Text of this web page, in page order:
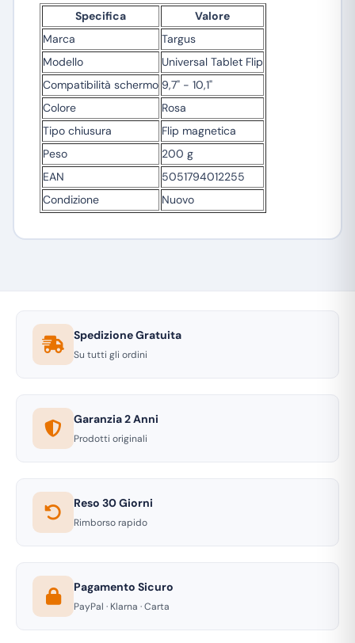
Specifica
Valore
Marca
Targus
Modello
Universal Tablet Flip
Compatibilità schermo 9,7" - 10,1"
Colore
Rosa
Tipo chiusura
Flip magnetica
Peso
200 g
EAN
5051794012255
Condizione
Nuovo
Spedizione Gratuita
Su tutti gli ordini
Garanzia 2 Anni
Prodotti originali
Reso 30 Giorni
Rimborso rapido
Pagamento Sicuro
PayPal · Klarna · Carta